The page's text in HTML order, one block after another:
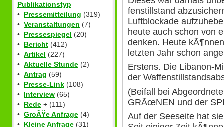
Publikationstyp
• Pressemitteilung (319)
• Veranstaltungen (7)
• Pressespiegel (20)
• Bericht (412)
• Artikel (227)
• Aktuelle Stunde (2)
• Antrag (59)
• Presse-Link (108)
• Interview (65)
• Rede + (111)
• GroÃŸe Anfrage (4)
• Kleine Anfrage (31)
fenstillstand
Luftblockade
heute auch schon von
denken. Heute
letzten Jahr schon
Erstens. Die Libanon-
der
(Beifall bei
GRÃœNEN und der
Auf der Seeseite hat